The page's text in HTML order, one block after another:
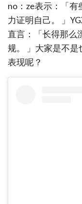
no：ze表示：「有
力证明自己。 」
直言：「长得那么
规。 」大家是不
表现呢？